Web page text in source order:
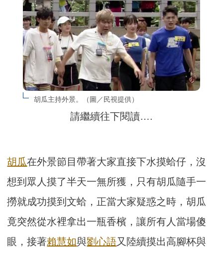
胡瓜主持外景。（圖／民視提供）
請繼續往下閱讀….
胡瓜在外景節目帶著大家直接下水摸蛤仔，沒
想到眾人摸了半天一無所獲，只有胡瓜隨手一
撈就成功摸到文蛤，正當大家疑惑之時，胡瓜
竟突然從水裡拿出一瓶香檳，讓所有人當場傻
眼，接著賴慧如與劉心語又陸續摸出高腳杯與